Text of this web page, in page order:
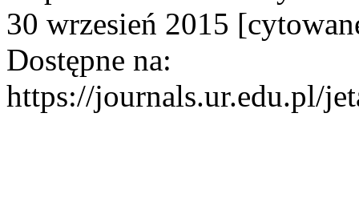
30 wrzesień 2015
Dostępne na:
https://journals.ur.edu.pl/